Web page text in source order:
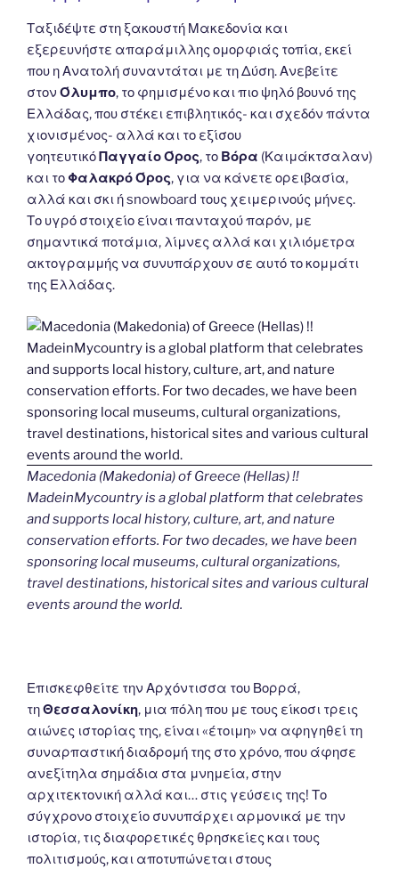
Ταξιδέψτε στη ξακουστή Μακεδονία και
εξερευνήστε απαράμιλλης ομορφιάς τοπία, εκεί
που η Ανατολή συναντάται με τη Δύση. Ανεβείτε
στον Όλυμπο, το φημισμένο και πιο ψηλό βουνό της
Ελλάδας, που στέκει επιβλητικός- και σχεδόν πάντα
χιονισμένος- αλλά και το εξίσου
γοητευτικόΠαγγαίο Όρος, το Βόρα (Καιμάκτσαλαν)
και το Φαλακρό Όρος, για να κάνετε ορειβασία,
αλλά και σκι ή snowboard τους χειμερινούς μήνες.
Το υγρό στοιχείο είναι πανταχού παρόν, με
σημαντικά ποτάμια, λίμνες αλλά και χιλιόμετρα
ακτογραμμής να συνυπάρχουν σε αυτό το κομμάτι
της Ελλάδας.
Macedonia (Makedonia) of Greece (Hellas) !!
MadeinMycountry is a global platform that celebrates
and supports local history, culture, art, and nature
conservation efforts. For two decades, we have been
sponsoring local museums, cultural organizations,
travel destinations, historical sites and various cultural
events around the world.
Επισκεφθείτε την Αρχόντισσα του Βορρά,
τηΘεσσαλονίκη, μια πόλη που με τους είκοσι τρεις
αιώνες ιστορίας της, είναι «έτοιμη» να αφηγηθεί τη
συναρπαστική διαδρομή της στο χρόνο, που άφησε
ανεξίτηλα σημάδια στα μνημεία, στην
αρχιτεκτονική αλλά και… στις γεύσεις της! Το
σύγχρονο στοιχείο συνυπάρχει αρμονικά με την
ιστορία, τις διαφορετικές θρησκείες και τους
πολιτισμούς, και αποτυπώνεται στους